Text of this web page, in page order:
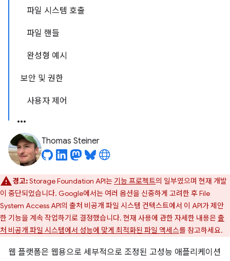
파일 시스템 호출
파일 핸들
완성형 예시
보안 및 권한
사용자 제어
Thomas Steiner
경고:Storage Foundation API는 기능 프로젝트의 일부였으며 현재 개발
이 중단되었습니다. Google에서는 여러 옵션을 신중하게 고려한 후 File
System Access API의 출처 비공개 파일 시스템 컨텍스트에서 이 API가 제안
한 기능을 계속 작업하기로 결정했습니다. 현재 사용에 관한 자세한 내용은출
처 비공개 파일 시스템에서 성능에 맞게 최적화된 파일 액세스를 참고하세요.
웹 플랫폼은 웹용으로 세부적으로 조정된 고성능 애플리케이션